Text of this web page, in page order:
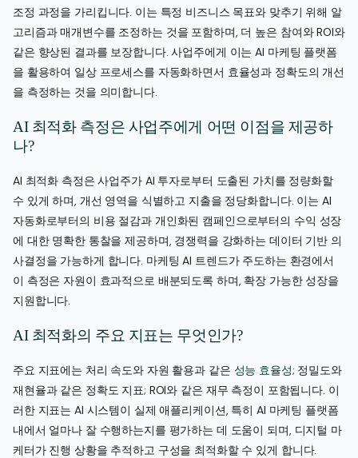
조정 과정을 가리킵니다. 이는 특정 비즈니스 목표와 맞추기 위해 알
고리즘과 매개변수를 조정하는 것을 포함하며, 더 높은 참여와 ROI와
같은 향상된 결과를 보장합니다. 사업주에게 이는 AI 마케팅 플랫폼
을 활용하여 일상 프로세스를 자동화하면서 효율성과 정확도의 개선
을 측정하는 것을 의미합니다.
AI 최적화 측정은 사업주에게 어떤 이점을 제공하
나?
AI 최적화 측정은 사업주가 AI 투자로부터 도출된 가치를 정량화할
수 있게 하며, 개선 영역을 식별하고 지출을 정당화합니다. 이는 AI
자동화로부터의 비용 절감과 개인화된 캠페인으로부터의 수익 성장
에 대한 명확한 통찰을 제공하며, 경쟁력을 강화하는 데이터 기반 의
사결정을 가능하게 합니다. 마케팅 AI 트렌드가 주도하는 환경에서
이 측정은 자원이 효과적으로 배분되도록 하며, 확장 가능한 성장을
지원합니다.
AI 최적화의 주요 지표는 무엇인가?
주요 지표에는 처리 속도와 자원 활용과 같은 성능 효율성; 정밀도와
재현율과 같은 정확도 지표; ROI와 같은 재무 측정이 포함됩니다. 이
러한 지표는 AI 시스템이 실제 애플리케이션, 특히 AI 마케팅 플랫폼
내에서 얼마나 잘 수행하는지를 평가하는 데 도움이 되며, 디지털 마
케터가 진행 상황을 추적하고 구성을 최적화할 수 있게 합니다.